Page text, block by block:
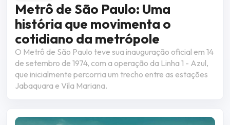
Metrô de São Paulo: Uma
história que movimenta o
cotidiano da metrópole
O Metrô de São Paulo teve sua inauguração oficial em 14
de setembro de 1974, com a operação da Linha 1 - Azul,
que inicialmente percorria um trecho entre as estações
Jabaquara e Vila Mariana.